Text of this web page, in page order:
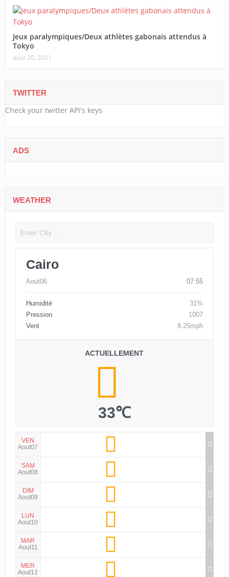
Jeux paralympiques/Deux athlètes gabonais attendus à
Tokyo
août 20, 2021
TWITTER
Check your twitter API's keys
ADS
WEATHER
Cairo
Aout06 07:55
Humidité
31%
Pression
1007
Vent
8.25mph
ACTUELLEMENT
33℃
VEN
Aout07
SAM
Aout08
DIM
Aout09
LUN
Aout10
MAR
Aout11
MER
Aout12